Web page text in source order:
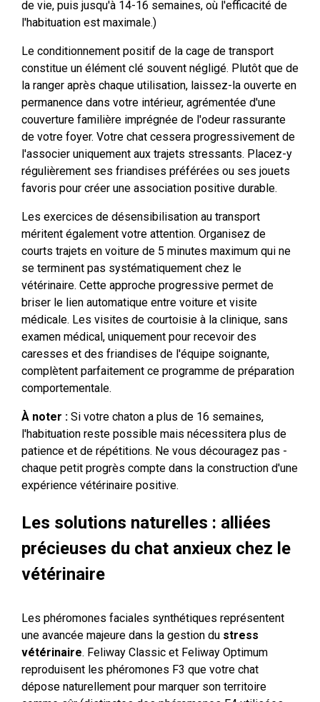
de vie, puis jusqu'à 14-16 semaines, où l'efficacité de
l'habituation est maximale.)
Le conditionnement positif de la cage de transport
constitue un élément clé souvent négligé. Plutôt que de
la ranger après chaque utilisation, laissez-la ouverte en
permanence dans votre intérieur, agrémentée d'une
couverture familière imprégnée de l'odeur rassurante
de votre foyer. Votre chat cessera progressivement de
l'associer uniquement aux trajets stressants. Placez-y
régulièrement ses friandises préférées ou ses jouets
favoris pour créer une association positive durable.
Les exercices de désensibilisation au transport
méritent également votre attention. Organisez de
courts trajets en voiture de 5 minutes maximum qui ne
se terminent pas systématiquement chez le
vétérinaire. Cette approche progressive permet de
briser le lien automatique entre voiture et visite
médicale. Les visites de courtoisie à la clinique, sans
examen médical, uniquement pour recevoir des
caresses et des friandises de l'équipe soignante,
complètent parfaitement ce programme de préparation
comportementale.
À noter :Si votre chaton a plus de 16 semaines,
l'habituation reste possible mais nécessitera plus de
patience et de répétitions. Ne vous découragez pas -
chaque petit progrès compte dans la construction d'une
expérience vétérinaire positive.
Les solutions naturelles : alliées
précieuses du chat anxieux chez le
vétérinaire
Les phéromones faciales synthétiques représentent
une avancée majeure dans la gestion du stress
vétérinaire. Feliway Classic et Feliway Optimum
reproduisent les phéromones F3 que votre chat
dépose naturellement pour marquer son territoire